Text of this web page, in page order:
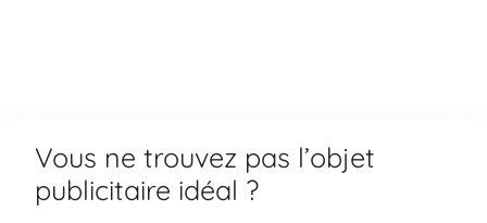
Vous ne trouvez pas l’objet
publicitaire idéal ?